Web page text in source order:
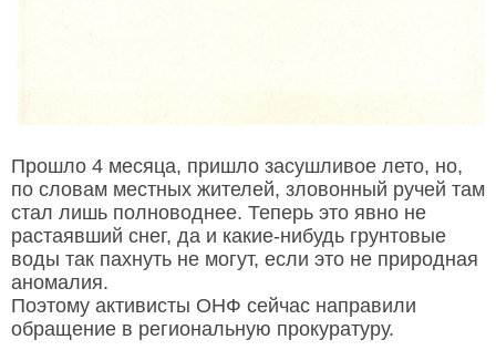
Прошло 4 месяца, пришло засушливое лето, но,
по словам местных жителей, зловонный ручей там
стал лишь полноводнее. Теперь это явно не
растаявший снег, да и какие-нибудь грунтовые
воды так пахнуть не могут, если это не природная
аномалия.
Поэтому активисты ОНФ сейчас направили
обращение в региональную прокуратуру.